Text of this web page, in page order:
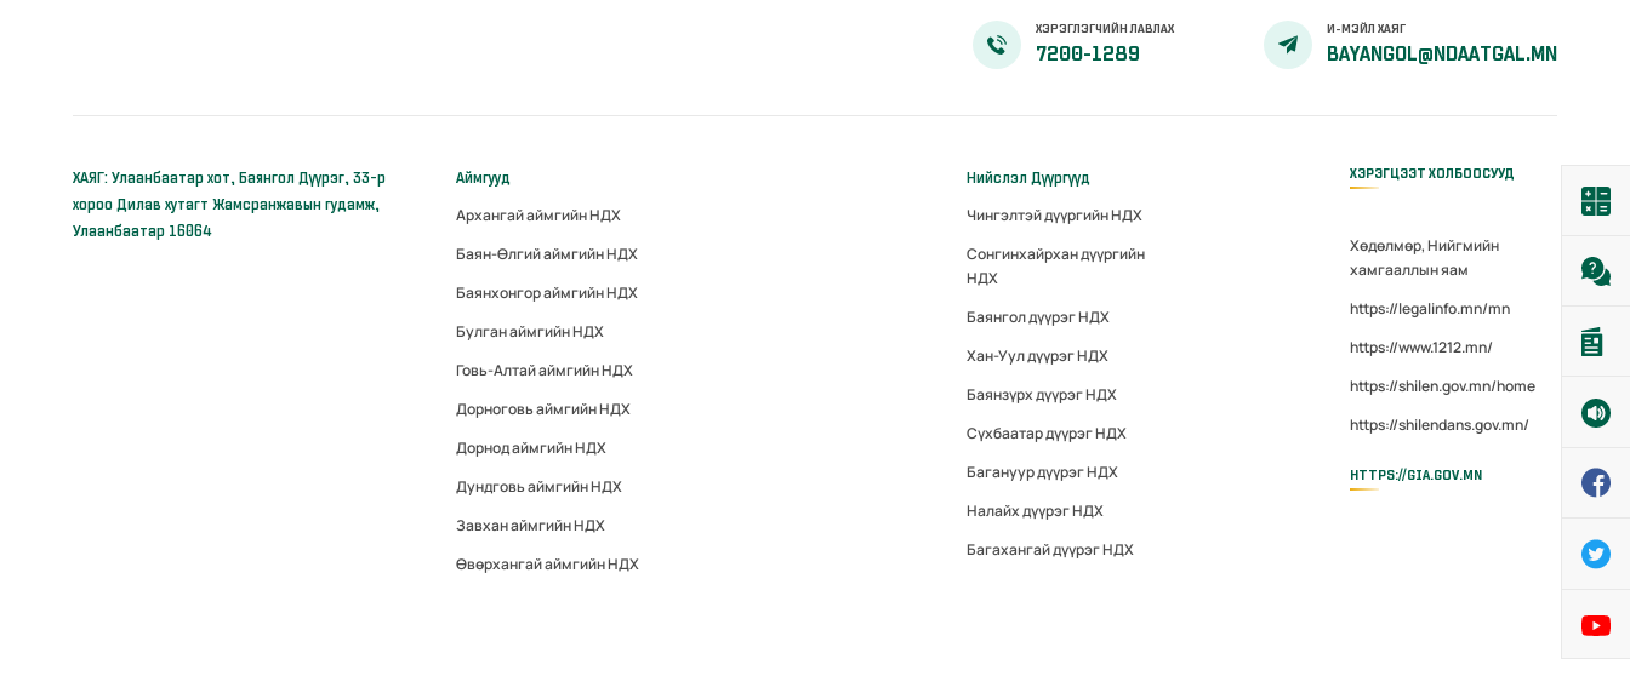
ХЭРЭГЛЭГЧИЙН ЛАВЛАХ
7200-1289
И-МЭЙЛ ХАЯГ
BAYANGOL@NDAATGAL.MN
ХАЯГ: Улаанбаатар хот, Баянгол Дүүрэг, 33-р
хороо Дилав хутагт Жамсранжавын гудамж,
Улаанбаатар 16064
Аймгууд
Архангай аймгийн НДХ
Баян-Өлгий аймгийн НДХ
Баянхонгор аймгийн НДХ
Булган аймгийн НДХ
Говь-Алтай аймгийн НДХ
Дорноговь аймгийн НДХ
Дорнод аймгийн НДХ
Дундговь аймгийн НДХ
Завхан аймгийн НДХ
Өвөрхангай аймгийн НДХ
Нийслэл Дүүргүүд
Чингэлтэй дүүргийн НДХ
Сонгинхайрхан дүүргийн
НДХ
Баянгол дүүрэг НДХ
Хан-Уул дүүрэг НДХ
Баянзүрх дүүрэг НДХ
Сүхбаатар дүүрэг НДХ
Багануур дүүрэг НДХ
Налайх дүүрэг НДХ
Багахангай дүүрэг НДХ
ХЭРЭГЦЭЭТ ХОЛБООСУУД
Хөдөлмөр, Нийгмийн
хамгааллын яам
https://legalinfo.mn/mn
https://www.1212.mn/
https://shilen.gov.mn/home
https://shilendans.gov.mn/
HTTPS://GIA.GOV.MN